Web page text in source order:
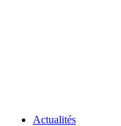
Actualités